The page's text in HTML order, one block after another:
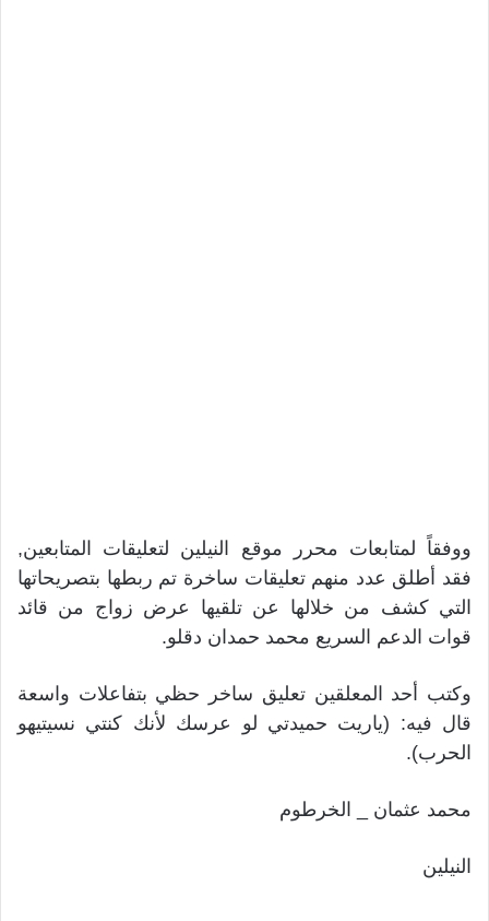
ووفقاً لمتابعات محرر موقع النيلين لتعليقات المتابعين,
فقد أطلق عدد منهم تعليقات ساخرة تم ربطها بتصريحاتها
التي كشف من خلالها عن تلقيها عرض زواج من قائد
قوات الدعم السريع محمد حمدان دقلو.
وكتب أحد المعلقين تعليق ساخر حظي بتفاعلات واسعة
قال فيه: (ياريت حميدتي لو عرسك لأنك كنتي نسيتيهو
الحرب).
محمد عثمان _ الخرطوم
النيلين